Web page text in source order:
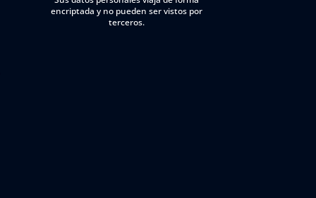
encriptada y no pueden ser vistos por
terceros.